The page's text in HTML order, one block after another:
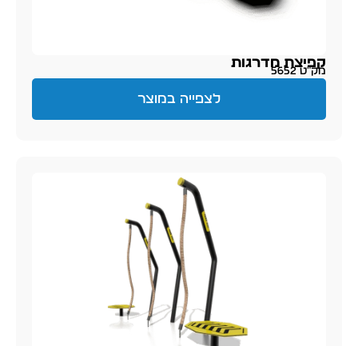
קפיצת מדרגות
מק״ט 5652
לצפייה במוצר